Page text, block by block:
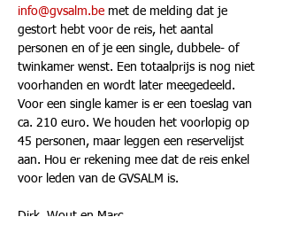
info@gvsalm.be met de melding dat je
gestort hebt voor de reis, het aantal
personen en of je een single, dubbele- of
twinkamer wenst. Een totaalprijs is nog niet
voorhanden en wordt later meegedeeld.
Voor een single kamer is er een toeslag van
ca. 210 euro. We houden het voorlopig op
45 personen, maar leggen een reservelijst
aan. Hou er rekening mee dat de reis enkel
voor leden van de GVSALM is.
Dirk, Wout en Marc